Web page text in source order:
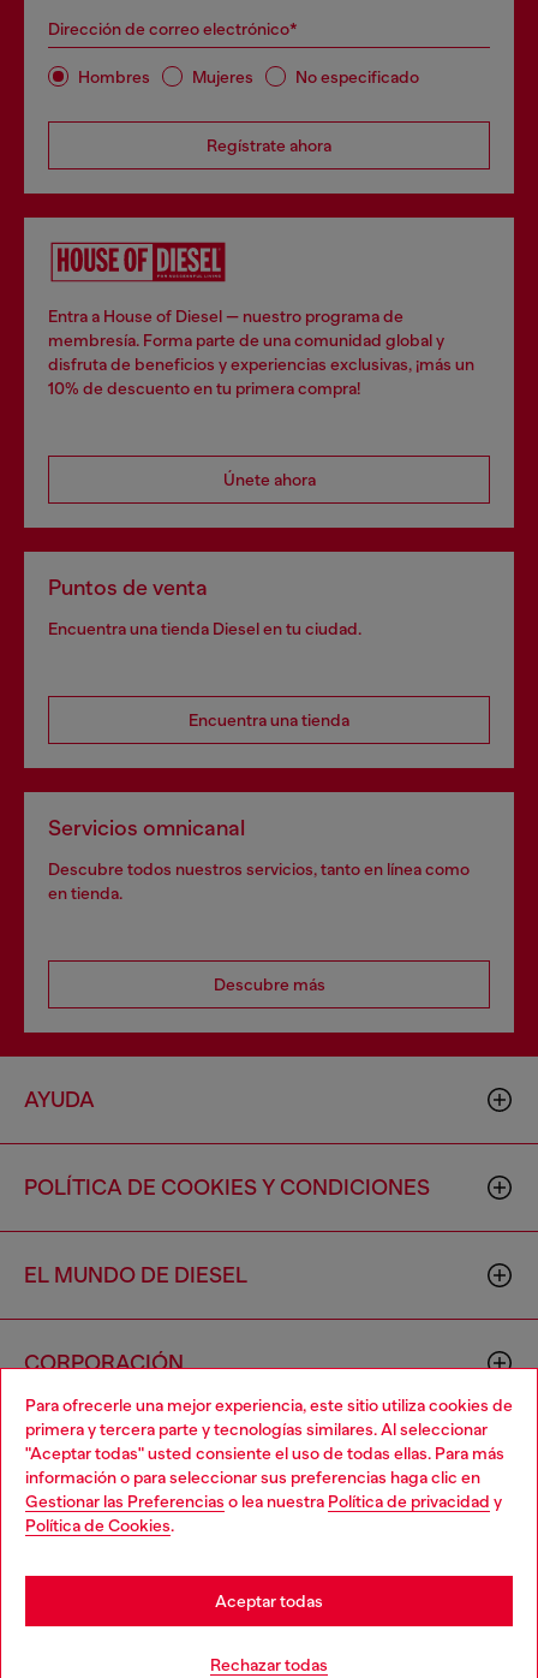
Para ofrecerle una mejor experiencia, este sitio utiliza cookies de
primera y tercera parte y tecnologías similares. Al seleccionar
"Aceptar todas" usted consiente el uso de todas ellas. Para más
información o para seleccionar sus preferencias haga clic en
Gestionar las Preferencias o lea nuestra Política de privacidad y
Política de Cookies.
Rechazar todas
Aceptar todas
Dirección de correo electrónico*
Hombres Mujeres No especificado
Regístrate ahora
Entra a House of Diesel — nuestro programa de
membresía. Forma parte de una comunidad global y
disfruta de beneficios y experiencias exclusivas, ¡más un
10% de descuento en tu primera compra!
Únete ahora
Puntos de venta
Encuentra una tienda Diesel en tu ciudad.
Encuentra una tienda
Servicios omnicanal
Descubre todos nuestros servicios, tanto en línea como
en tienda.
Descubre más
AYUDA
POLÍTICA DE COOKIES Y CONDICIONES
EL MUNDO DE DIESEL
CORPORACIÓN
Copyright © 2026 Diesel SpA - Todos los derechos reservados -
No vendas ni compartas mi información personal